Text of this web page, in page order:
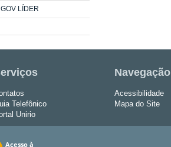
LÍDER
Telefônico
Unirio
Navegação
Acessibilidade
Mapa do Site